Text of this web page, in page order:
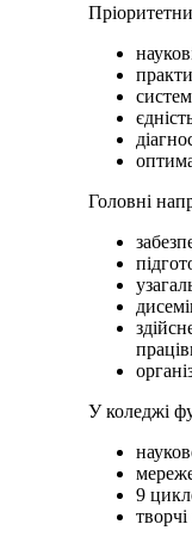
Головні
У коледжі
9